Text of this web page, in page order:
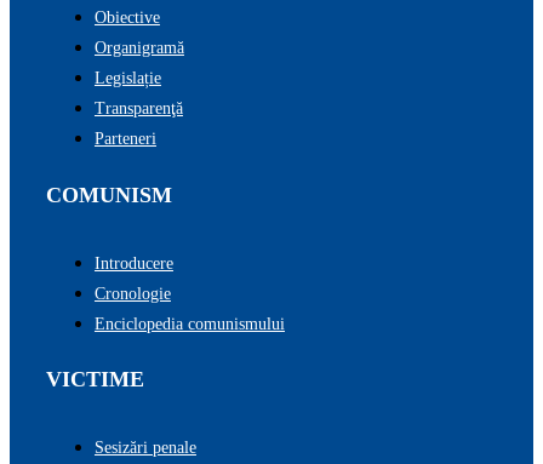
Obiective
Organigramă
Legislație
Transparenţă
Parteneri
COMUNISM
Introducere
Cronologie
Enciclopedia comunismului
VICTIME
Sesizări penale